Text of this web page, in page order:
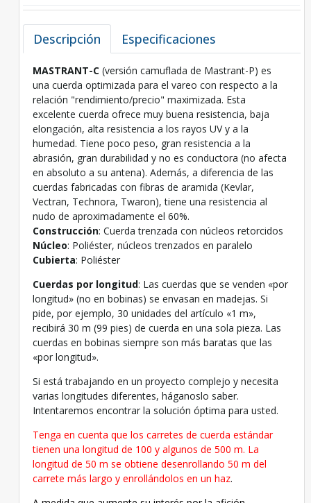
Descripción Especificaciones
MASTRANT-C (versión camuflada de Mastrant-P) es
una cuerda optimizada para el vareo con respecto a la
relación "rendimiento/precio" maximizada. Esta
excelente cuerda ofrece muy buena resistencia, baja
elongación, alta resistencia a los rayos UV y a la
humedad. Tiene poco peso, gran resistencia a la
abrasión, gran durabilidad y no es conductora (no afecta
en absoluto a su antena). Además, a diferencia de las
cuerdas fabricadas con fibras de aramida (Kevlar,
Vectran, Technora, Twaron), tiene una resistencia al
nudo de aproximadamente el 60%.
Construcción: Cuerda trenzada con núcleos retorcidos
Núcleo: Poliéster, núcleos trenzados en paralelo
Cubierta: Poliéster
Cuerdas por longitud: Las cuerdas que se venden «por
longitud» (no en bobinas) se envasan en madejas. Si
pide, por ejemplo, 30 unidades del artículo «1 m»,
recibirá 30 m (99 pies) de cuerda en una sola pieza. Las
cuerdas en bobinas siempre son más baratas que las
«por longitud».
Si está trabajando en un proyecto complejo y necesita
varias longitudes diferentes, háganoslo saber.
Intentaremos encontrar la solución óptima para usted.
Tenga en cuenta que los carretes de cuerda estándar
tienen una longitud de 100 y algunos de 500 m. La
longitud de 50 m se obtiene desenrollando 50 m del
carrete más largo y enrollándolos en un haz.